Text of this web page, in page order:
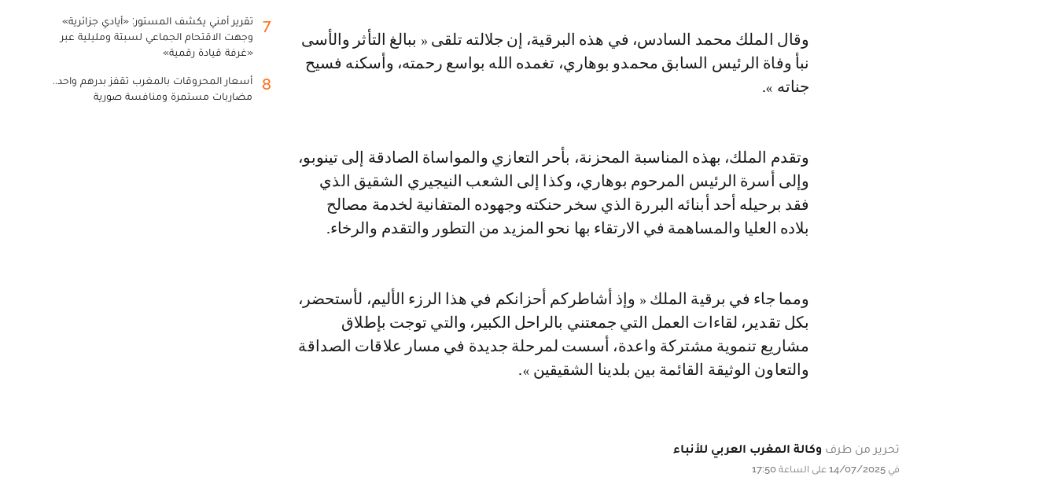
وقال الملك محمد السادس، في هذه البرقية، إن جلالته تلقى « ببالغ التأثر والأسى
نبأ وفاة الرئيس السابق محمدو بوهاري، تغمده الله بواسع رحمته، وأسكنه فسيح
جناته ».
وتقدم الملك، بهذه المناسبة المحزنة، بأحر التعازي والمواساة الصادقة إلى تينوبو،
وإلى أسرة الرئيس المرحوم بوهاري، وكذا إلى الشعب النيجيري الشقيق الذي
فقد برحيله أحد أبنائه البررة الذي سخر حنكته وجهوده المتفانية لخدمة مصالح
بلاده العليا والمساهمة في الارتقاء بها نحو المزيد من التطور والتقدم والرخاء.
ومما جاء في برقية الملك « وإذ أشاطركم أحزانكم في هذا الرزء الأليم، لأستحضر،
بكل تقدير، لقاءات العمل التي جمعتني بالراحل الكبير، والتي توجت بإطلاق
مشاريع تنموية مشتركة واعدة، أسست لمرحلة جديدة في مسار علاقات الصداقة
والتعاون الوثيقة القائمة بين بلدينا الشقيقين ».
تحرير من طرف وكالة المغرب العربي للأنباء
في 14/07/2025 على الساعة 17:50
7
تقرير أمني يكشف المستور: «أيادي جزائرية»
وجهت الاقتحام الجماعي لسبتة ومليلية عبر
«غرفة قيادة رقمية»
8
أسعار المحروقات بالمغرب تقفز بدرهم واحد..
مضاربات مستمرة ومنافسة صورية